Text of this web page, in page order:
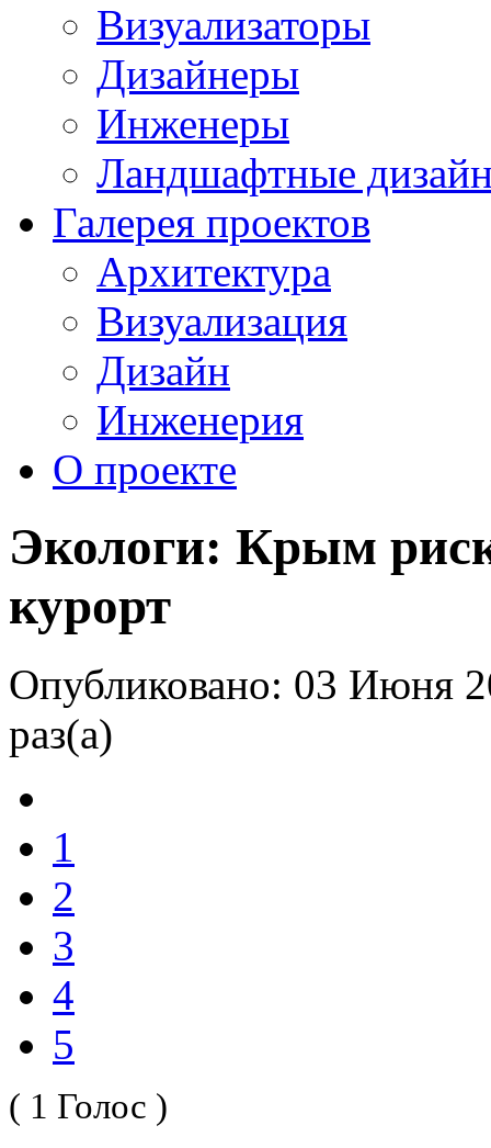
Визуализаторы
Дизайнеры
Инженеры
Ландшафтные
Галерея проектов
Архитектура
Визуализация
Дизайн
Инженерия
О проекте
Экологи: Крым
курорт
Опубликовано: 03 Июня
раз(а)
1
2
3
4
5
( 1 Голос )